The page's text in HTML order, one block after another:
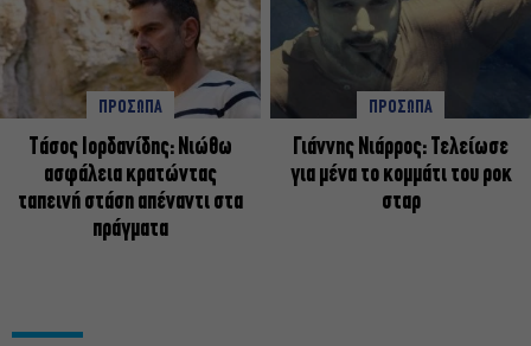
ΠΡΟΣΩΠΑ
Tάσος Ιορδανίδης: Νιώθω
ασφάλεια κρατώντας
ταπεινή στάση απέναντι στα
πράγματα
ΠΡΟΣΩΠΑ
Γιάννης Νιάρρος: Τελείωσε
για μένα το κομμάτι του ροκ
σταρ